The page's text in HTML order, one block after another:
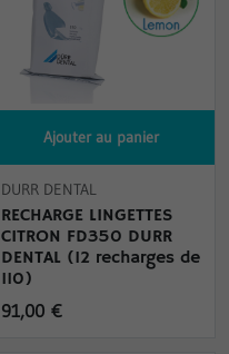
Ajouter au panier
DURR DENTAL
RECHARGE LINGETTES
CITRON FD350 DURR
DENTAL (12 recharges de
110)
91,00 €